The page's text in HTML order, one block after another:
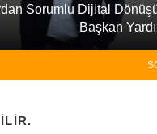
Sorumlu Dijital
Başkan